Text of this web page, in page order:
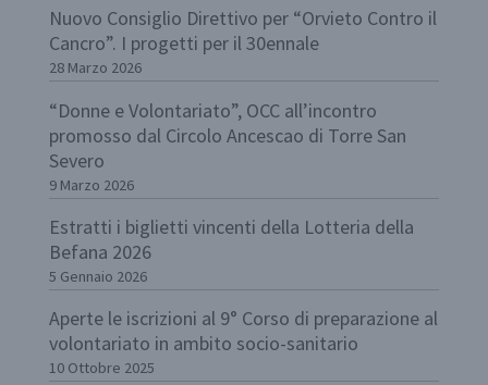
Nuovo Consiglio Direttivo per “Orvieto Contro il
Cancro”. I progetti per il 30ennale
28 Marzo 2026
“Donne e Volontariato”, OCC all’incontro
promosso dal Circolo Ancescao di Torre San
Severo
9 Marzo 2026
Estratti i biglietti vincenti della Lotteria della
Befana 2026
5 Gennaio 2026
Aperte le iscrizioni al 9° Corso di preparazione al
volontariato in ambito socio-sanitario
10 Ottobre 2025